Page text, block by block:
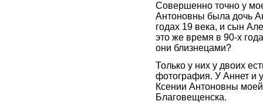
Совершенно точно у
Антоновны была дочь
годах 19 века, и сын
это же время в 90-х
они близнецами?
Только у них у двоих
фотография. У Аннет и
Ксении Антоновны
Благовещенска.